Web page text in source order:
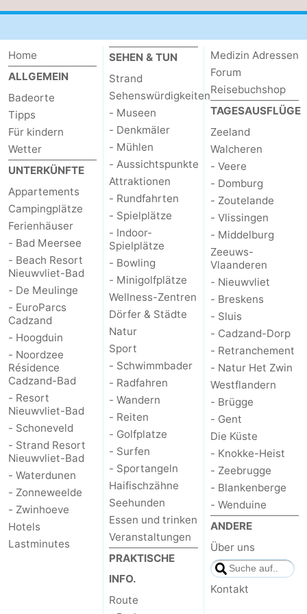
Wandern
-
Reiten
-
Golfplatze
-
Surfen
-
Sportangeln
Haifischzähne
Seehunden
Essen
und
trinken
Veranstaltungen
Praktisch
Forum
Route
Parken
Reisebuchshop
Medizin
Adressen
Region
Zeeland
Walcheren
Home
ALLGEMEIN
Badeorte
Tipps
Für kindern
Wetter
UNTERKÜNFTE
Appartements
Campingplätze
Ferienhäuser
- Bad Meersee
- Beach Resort
Nieuwvliet-Bad
- De Meulinge
- EuroParcs
Cadzand
- Hoogduin
- Noordzee
Résidence
Cadzand-Bad
- Resort
Nieuwvliet-Bad
- Schoneveld
- Strand Resort
Nieuwvliet-Bad
- Waterdunen
- Zonneweelde
- Zwinhoeve
Hotels
Lastminutes
SEHEN & TUN
Strand
Sehenswürdigkeiten
- Museen
- Denkmäler
- Mühlen
- Aussichtspunkte
Attraktionen
- Rundfahrten
- Spielplätze
- Indoor-
Spielplätze
- Bowling
- Minigolfplätze
Wellness-Zentren
Dörfer & Städte
Natur
Sport
- Schwimmbader
- Radfahren
- Wandern
- Reiten
- Golfplatze
- Surfen
- Sportangeln
Haifischzähne
Seehunden
Essen und trinken
Veranstaltungen
PRAKTISCHE
INFO.
Route
Medizin Adressen
Forum
Reisebuchshop
TAGESAUSFLÜGE
Zeeland
Walcheren
- Veere
- Domburg
- Zoutelande
- Vlissingen
- Middelburg
Zeeuws-
Vlaanderen
- Nieuwvliet
- Breskens
- Sluis
- Cadzand-Dorp
- Retranchement
- Natur Het Zwin
Westflandern
- Brügge
- Gent
Die Küste
- Knokke-Heist
- Zeebrugge
- Blankenberge
- Wenduine
ANDERE
Über uns
Kontakt